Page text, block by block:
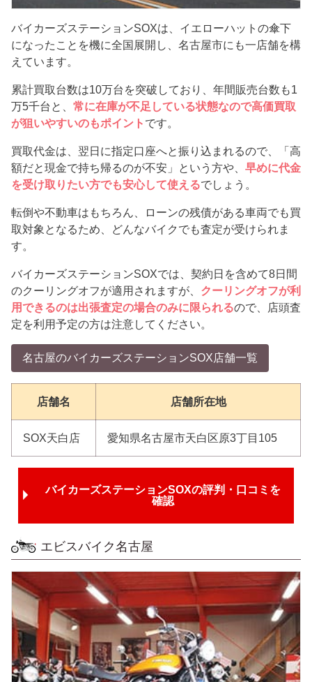
バイカーズステーションSOXは、イエローハットの傘下
になったことを機に全国展開し、名古屋市にも一店舗を構
えています。
累計買取台数は10万台を突破しており、年間販売台数も1
万5千台と、 常に在庫が不足している状態なので高価買取
が狙いやすいのもポイント です。
買取代金は、翌日に指定口座へと振り込まれるので、「高
額だと現金で持ち帰るのが不安」という方や、 早めに代金
を受け取りたい方でも安心して使えるでしょう。
転倒や不動車はもちろん、ローンの残債がある車両でも買
取対象となるため、どんなバイクでも査定が受けられま
す。
バイカーズステーションSOXでは、契約日を含めて8日間
のクーリングオフが適用されますが、 クーリングオフが利
用できるのは出張査定の場合のみに限られるので、店頭査
定を利用予定の方は注意してください。
名古屋のバイカーズステーションSOX店舗一覧
店舗名 店舗所在地
SOX天白店 愛知県名古屋市天白区原3丁目105
バイカーズステーションSOXの評判・口コミを
確認
エビスバイク名古屋